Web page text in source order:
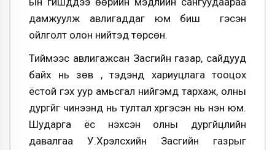
дамжуулж авлигаддаг юм биш үү гэсэн
ойлголт олон нийтэд төрсөн.
Тиймээс авлигажсан Засгийн газар, сайдууд
байх нь зөв үү, тэдэнд хариуцлага тооцох
ёстой гэх уур амьсгал нийгэмд тархаж, олны
дургүйг чинээнд нь тултал хүргэсэн нь үнэн юм.
Шударга ёс нэхсэн олны дургүйцлийн
давалгаа У.Хүрэлсүхийн Засгийн газрыг